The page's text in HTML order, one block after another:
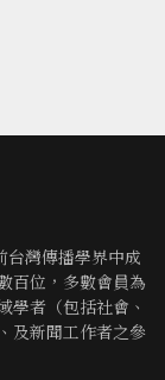
台灣傳播學界中成
百位，多數會員為
學者（包括社會、
及新聞工作者之參